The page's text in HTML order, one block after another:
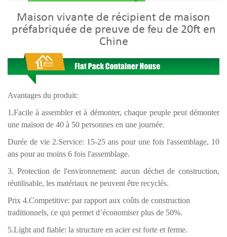
Maison vivante de récipient de maison
préfabriquée de preuve de feu de 20ft en
Chine
Avantages du produit:
1.Facile à assembler et à démonter, chaque peuple peut démonter
une maison de 40 à 50 personnes en une journée.
Durée de vie 2.Service: 15-25 ans pour une fois l'assemblage, 10
ans pour au moins 6 fois l'assemblage.
3. Protection de l'environnement: aucun déchet de construction,
réutilisable, les matériaux ne peuvent être recyclés.
Prix ​​4.Competitive: par rapport aux coûts de construction
traditionnels, ce qui permet d’économiser plus de 50%.
5.Light and fiable: la structure en acier est forte et ferme.